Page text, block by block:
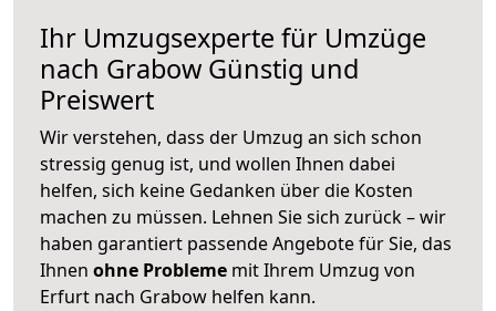
Ihr Umzugsexperte für Umzüge
nach Grabow Günstig und
Preiswert
Wir verstehen, dass der Umzug an sich schon
stressig genug ist, und wollen Ihnen dabei
helfen, sich keine Gedanken über die Kosten
machen zu müssen. Lehnen Sie sich zurück – wir
haben garantiert passende Angebote für Sie, das
Ihnen ohne Probleme mit Ihrem Umzug von
Erfurt nach Grabow helfen kann.